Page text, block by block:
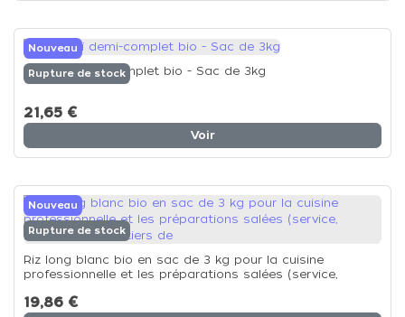
Nouveau
Rupture de stock
Riz Thaï demi-complet bio - Sac de 3kg
21,65 €
Voir
Nouveau
Rupture de stock
Riz long blanc bio en sac de 3 kg pour la cuisine
professionnelle et les préparations salées (service,
19,86 €